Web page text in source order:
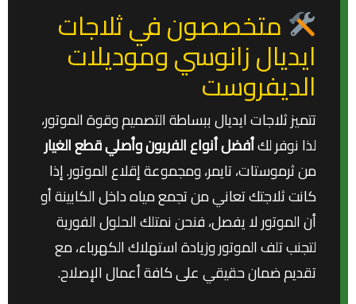
متخصصون في ثلاجات
ايديال زانوسي وموديلات
الديفروست
تتميز ثلاجات ايديال ببساطة التصميم وقوة الموتور،
لذا نوفر لكأفضل أنواع الفريون وأصلي قطع الغيار
من ثرموستات، تايمر، ومجموعة إقلاع الموتور. إذا
كانت ثلاجتك تعاني من تجمع مياه داخل الكابينة أو
أن الموتور لا يفصل، فنحن نمتلك الحلول الفورية
لتجنب تلف الموتور وزيادة استهلاك الكهرباء، مع
تقديم ضمان حقيقي على كافة أعمال الإصلاح.